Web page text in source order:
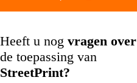
Heeft u nog vragen over
de toepassing van
StreetPrint?